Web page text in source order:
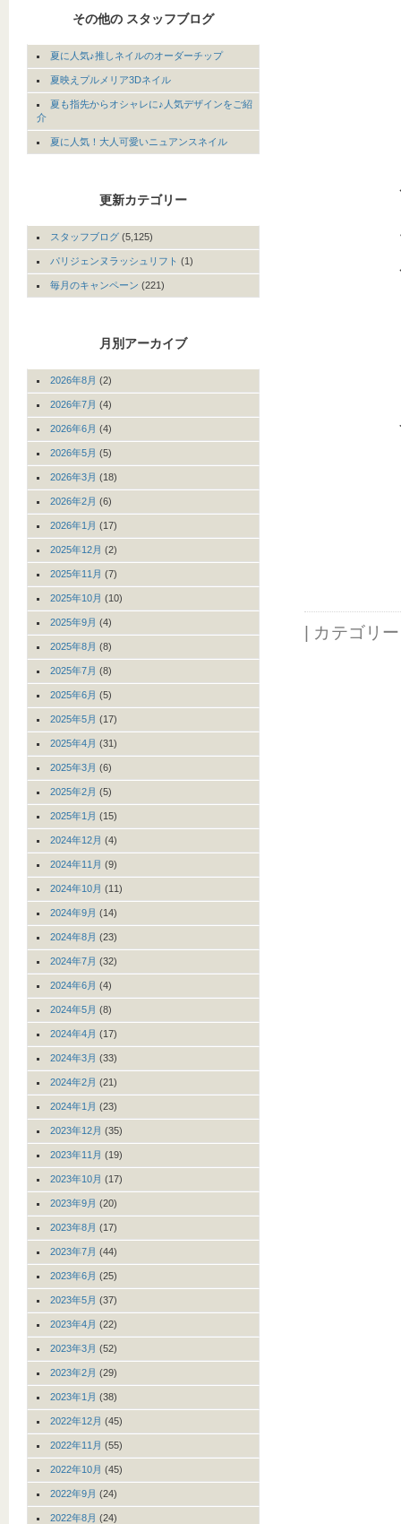
| カテゴリ
その他の スタッフブログ
夏に人気♪推しネイルのオーダーチップ
夏映えプルメリア3Dネイル
夏も指先からオシャレに♪人気デザインをご紹
介
夏に人気！大人可愛いニュアンスネイル
更新カテゴリー
スタッフブログ (5,125)
パリジェンヌラッシュリフト (1)
毎月のキャンペーン (221)
月別アーカイブ
2026年8月 (2)
2026年7月 (4)
2026年6月 (4)
2026年5月 (5)
2026年3月 (18)
2026年2月 (6)
2026年1月 (17)
2025年12月 (2)
2025年11月 (7)
2025年10月 (10)
2025年9月 (4)
2025年8月 (8)
2025年7月 (8)
2025年6月 (5)
2025年5月 (17)
2025年4月 (31)
2025年3月 (6)
2025年2月 (5)
2025年1月 (15)
2024年12月 (4)
2024年11月 (9)
2024年10月 (11)
2024年9月 (14)
2024年8月 (23)
2024年7月 (32)
2024年6月 (4)
2024年5月 (8)
2024年4月 (17)
2024年3月 (33)
2024年2月 (21)
2024年1月 (23)
2023年12月 (35)
2023年11月 (19)
2023年10月 (17)
2023年9月 (20)
2023年8月 (17)
2023年7月 (44)
2023年6月 (25)
2023年5月 (37)
2023年4月 (22)
2023年3月 (52)
2023年2月 (29)
2023年1月 (38)
2022年12月 (45)
2022年11月 (55)
2022年10月 (45)
2022年9月 (24)
2022年8月 (24)